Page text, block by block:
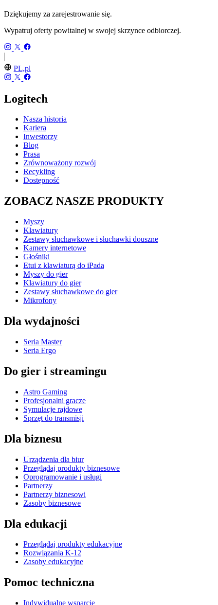
Dziękujemy za zarejestrowanie się.
Wypatruj oferty powitalnej w swojej skrzynce odbiorczej.
PL,pl
Logitech
Nasza historia
Kariera
Inwestorzy
Blog
Prasa
Zrównoważony rozwój
Recykling
Dostępność
ZOBACZ NASZE PRODUKTY
Myszy
Klawiatury
Zestawy słuchawkowe i słuchawki douszne
Kamery internetowe
Głośniki
Etui z klawiaturą do iPada
Myszy do gier
Klawiatury do gier
Zestawy słuchawkowe do gier
Mikrofony
Dla wydajności
Seria Master
Seria Ergo
Do gier i streamingu
Astro Gaming
Profesjonalni gracze
Symulacje rajdowe
Sprzęt do transmisji
Dla biznesu
Urządzenia dla biur
Przeglądaj produkty biznesowe
Oprogramowanie i usługi
Partnerzy
Partnerzy biznesowi
Zasoby biznesowe
Dla edukacji
Przeglądaj produkty edukacyjne
Rozwiązania K-12
Zasoby edukacyjne
Pomoc techniczna
Indywidualne wsparcie